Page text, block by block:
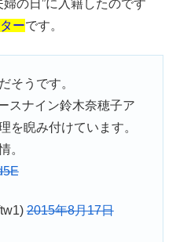
の日”に入籍したのです
ーです。
そうです。
スナイン鈴木奈穂子ア
を睨み付けています。
。
2015年8月17日